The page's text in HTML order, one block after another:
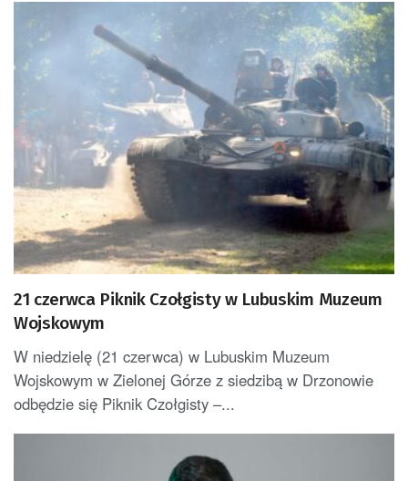
21 czerwca Piknik Czołgisty w Lubuskim Muzeum
Wojskowym
W niedzielę (21 czerwca) w Lubuskim Muzeum
Wojskowym w Zielonej Górze z siedzibą w Drzonowie
odbędzie się Piknik Czołgisty –...